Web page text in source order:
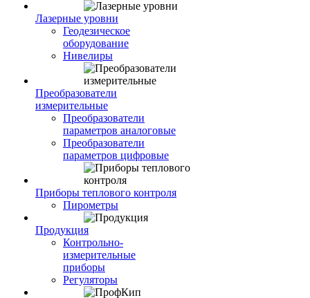
Лазерные уровни
Геодезическое
оборудование
Нивелиры
Преобразователи
измерительные
Преобразователи
параметров аналоговые
Преобразователи
параметров цифровые
Приборы теплового контроля
Пирометры
Продукция
Контрольно-
измерительные
приборы
Регуляторы